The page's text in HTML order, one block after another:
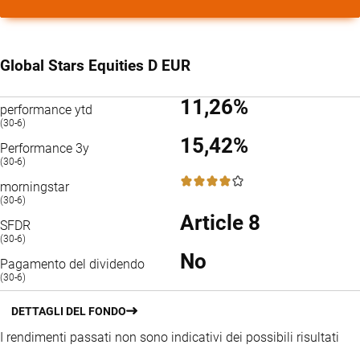
Global Stars Equities D EUR
performance ytd
(30-6)
11,26%
Performance 3y
(30-6)
15,42%
morningstar
(30-6)
4 / 5
SFDR
(30-6)
Article 8
Pagamento del dividendo
(30-6)
No
DETTAGLI DEL FONDO
I rendimenti passati non sono indicativi dei possibili risultati